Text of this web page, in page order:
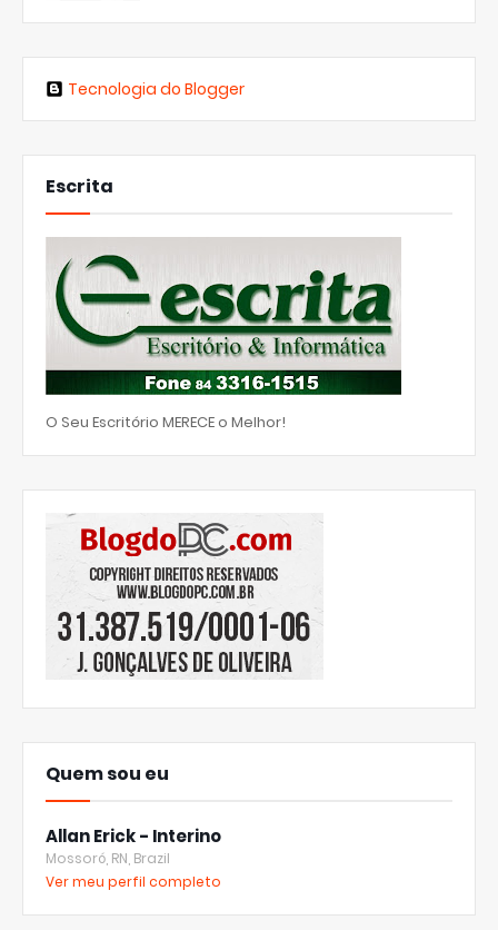
Tecnologia do Blogger
Escrita
O Seu Escritório MERECE o Melhor!
Quem sou eu
Allan Erick - Interino
Mossoró, RN, Brazil
Ver meu perfil completo